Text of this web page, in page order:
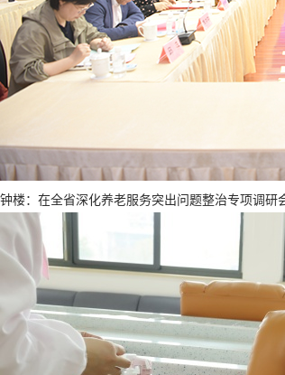
钟楼：在全省深化养老服务突出问题整治专项调研